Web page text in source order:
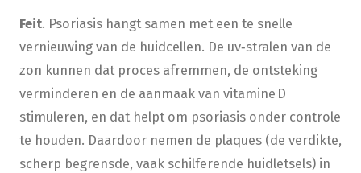
Feit. Psoriasis hangt samen met een te snelle
vernieuwing van de huidcellen. De uv‑stralen van de
zon kunnen dat proces afremmen, de ontsteking
verminderen en de aanmaak van vitamine D
stimuleren, en dat helpt om psoriasis onder controle
te houden. Daardoor nemen de plaques (de verdikte,
scherp begrensde, vaak schilferende huidletsels) in